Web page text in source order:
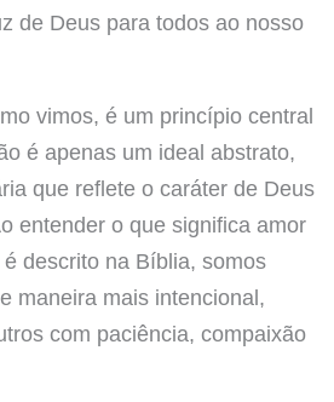
de Deus para todos ao nosso
vimos, é um princípio central
é apenas um ideal abstrato,
que reflete o caráter de Deus
entender o que significa amor
descrito na Bíblia, somos
maneira mais intencional,
com paciência, compaixão